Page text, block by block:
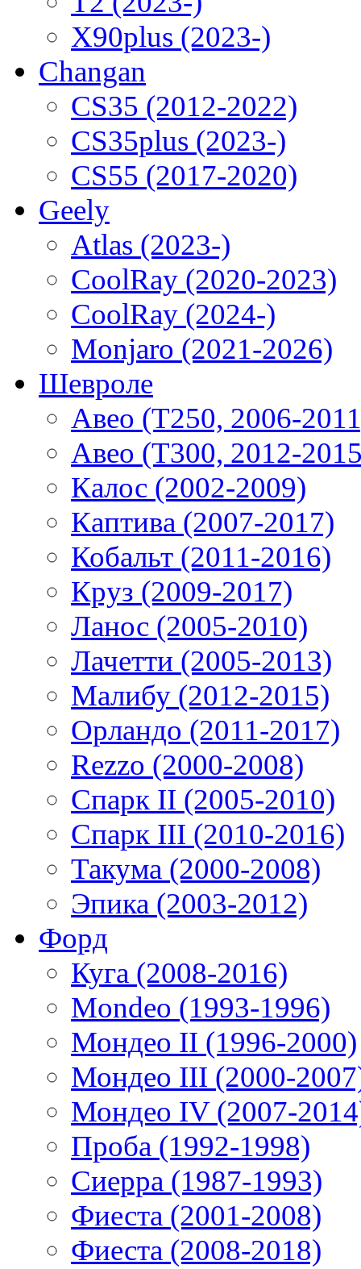
X90plus (2023-)
Changan
CS35 (2012-2022)
CS35plus (2023-)
CS55 (2017-2020)
Geely
Atlas (2023-)
CoolRay (2020-2023)
CoolRay (2024-)
Monjaro (2021-2026)
Шевроле
Авео (T250, 2006-
Авео (T300, 2012-
Калос (2002-2009)
Каптива (2007-2017)
Кобальт (2011-2016)
Круз (2009-2017)
Ланос (2005-2010)
Лачетти (2005-2013)
Малибу (2012-2015)
Орландо (2011-2017)
Rezzo (2000-2008)
Спарк II (2005-2010)
Спарк III (2010-2016)
Такума (2000-2008)
Эпика (2003-2012)
Форд
Куга (2008-2016)
Mondeo (1993-1996)
Мондео II (1996-2000)
Мондео III (2000-
Мондео IV (2007-
Проба (1992-1998)
Сиерра (1987-1993)
Фиеста (2001-2008)
Фиеста (2008-2018)